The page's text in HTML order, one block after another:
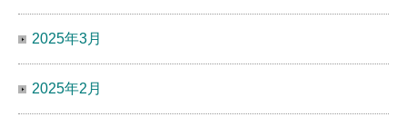
2025年3月
2025年2月